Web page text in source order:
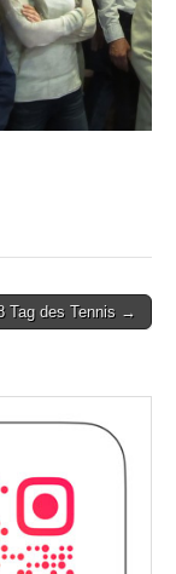
Tag des Tennis →